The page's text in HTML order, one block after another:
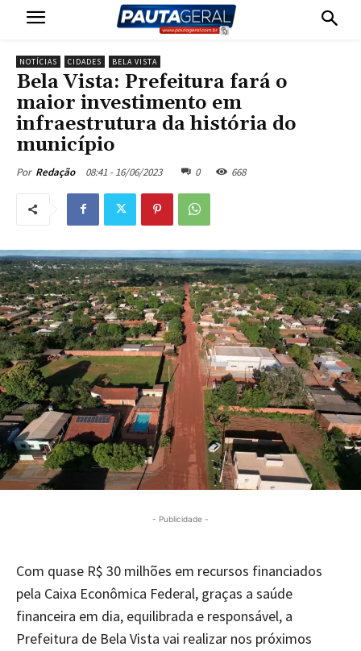
NOTÍCIAS CIDADES BELA VISTA
Bela Vista: Prefeitura fará o
maior investimento em
infraestrutura da história do
município
Por Redação 08:41 - 16/06/2023 0 668
- Publicidade -
Com quase R$ 30 milhões em recursos financiados
pela Caixa Econômica Federal, graças a saúde
financeira em dia, equilibrada e responsável, a
Prefeitura de Bela Vista vai realizar nos próximos